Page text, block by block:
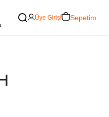
Üye Girişi Sepetim